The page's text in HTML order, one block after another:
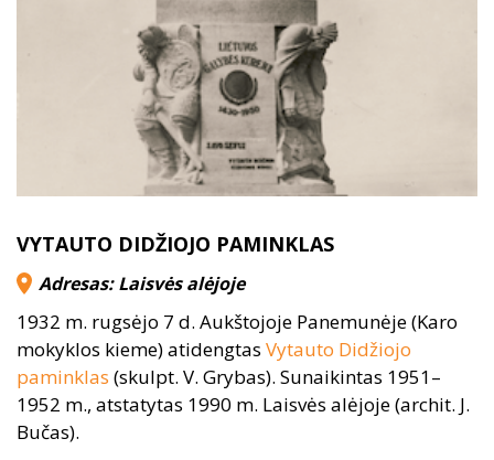
VYTAUTO DIDŽIOJO PAMINKLAS
Adresas: Laisvės alėjoje
1932 m. rugsėjo 7 d. Aukštojoje Panemunėje (Karo
mokyklos kieme) atidengtas Vytauto Didžiojo
paminklas (skulpt. V. Grybas). Sunaikintas 1951–
1952 m., atstatytas 1990 m. Laisvės alėjoje (archit. J.
Bučas).